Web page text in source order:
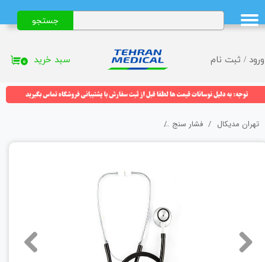
ورود / ثبت نام
حساب کاربری من
تغییر گذر واژه
خروج از حساب کاربری
جستجو
۰ سبد خرید
تهران مدیکال فشار سنج